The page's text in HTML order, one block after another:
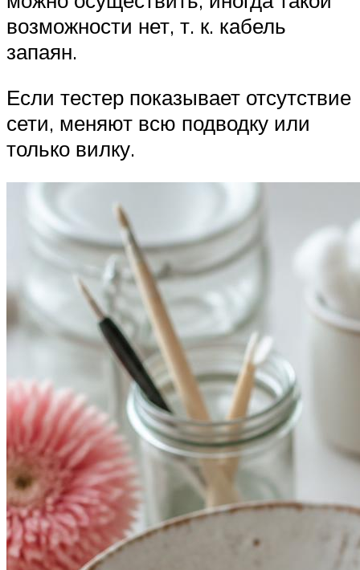
возможности нет, т. к. кабель
запаян.
Если тестер показывает отсутствие
сети, меняют всю подводку или
только вилку.